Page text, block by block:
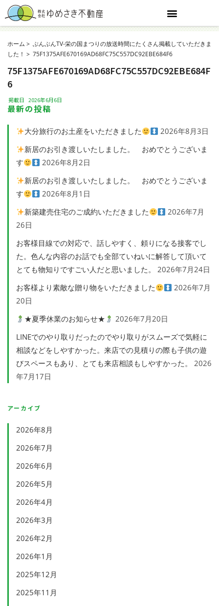
ホーム
ぶんぶんTV-栄の国まつりの放送時間にたくさん掲載していただきま
した！
75F1375AFE670169AD68FC75C557DC92EBE684F6
75F1375AFE670169AD68FC75C557DC92EBE684F
6
掲載日 2026年6月6日
最新の投稿
大分旅行のお土産をいただきました
2026年8月3日
新居のお引き渡しいたしました。 おめでとうございま
す
2026年8月2日
新居のお引き渡しいたしました。 おめでとうございま
す
2026年8月1日
新築建売住宅のご成約いただきました
2026年7月
26日
お客様目線での対応で、話しやすく、頼りになる接客でし
た。色んな内容のお話でも全部ていねいに解答して頂いて
とても物知りですごい人だと思いました。
2026年7月24日
お客様より素敵な贈り物をいただきました
2026年7月
20日
★夏季休業のお知らせ★
2026年7月20日
LINEでのやり取りだったのでやり取りがスムーズで気軽に
相談などをしやすかった。来店での見積りの際も子供の遊
びスペースもあり、とても来店相談もしやすかった。
2026
年7月17日
アーカイブ
2026年8月
2026年7月
2026年6月
2026年5月
2026年4月
2026年3月
2026年2月
2026年1月
2025年12月
2025年11月